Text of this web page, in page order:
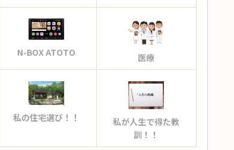
N-BOX ATOTO 医療
私の住宅選び！！
私が人生で得た教
訓！！